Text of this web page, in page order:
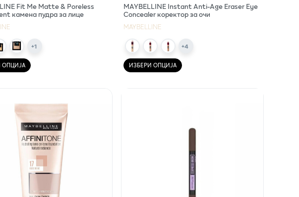
Fit Me Matte & Poreless
камена пудра за лице
+1
ОПЦИЈА
MAYBELLINE Instant Anti-Age Eraser Eye
Concealer коректор за очи
MAYBELLINE
+4
ИЗБЕРИ ОПЦИЈА